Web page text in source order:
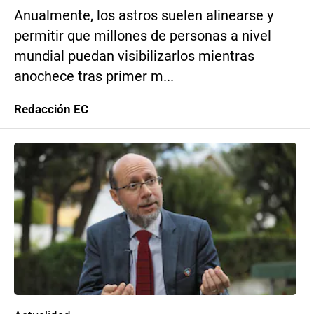
Anualmente, los astros suelen alinearse y
permitir que millones de personas a nivel
mundial puedan visibilizarlos mientras
anochece tras primer m...
Redacción EC